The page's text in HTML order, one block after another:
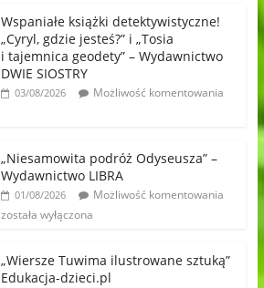
Wspaniałe książki detektywistyczne!
„Cyryl, gdzie jesteś?” i „Tosia
i tajemnica geodety” – Wydawnictwo
DWIE SIOSTRY
03/08/2026
Możliwość komentowania
„Niesamowita podróż Odyseusza” –
Wydawnictwo LIBRA
01/08/2026
Możliwość komentowania
została wyłączona
„Wiersze Tuwima ilustrowane sztuką”
Edukacja-dzieci.pl